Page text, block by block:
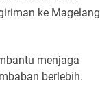
ke Magelang
menjaga
berlebih.